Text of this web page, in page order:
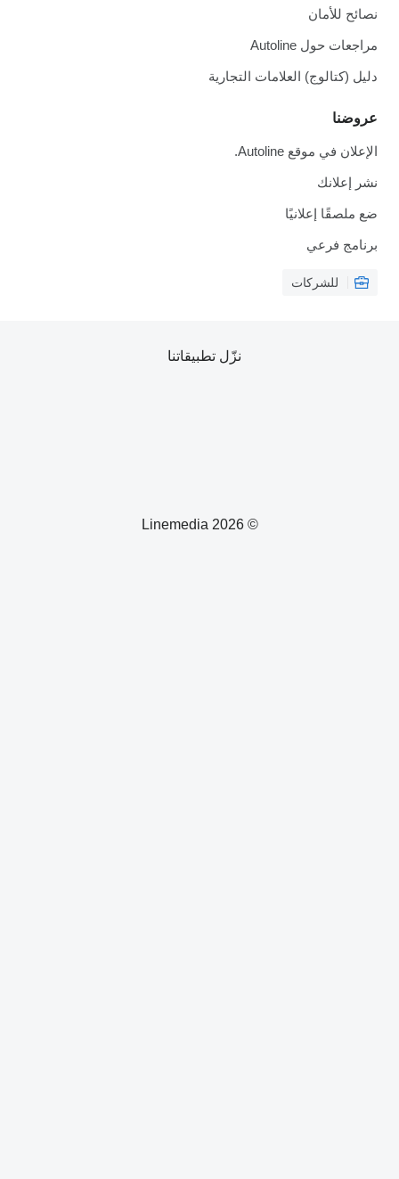
نصائح للأمان
مراجعات حول Autoline
دليل (كتالوج) العلامات التجارية
عروضنا
الإعلان في موقع Autoline.
نشر إعلانك
ضع ملصقًا إعلانيًا
برنامج فرعي
للشركات
© 2026 Linemedia
نزّل تطبيقاتنا